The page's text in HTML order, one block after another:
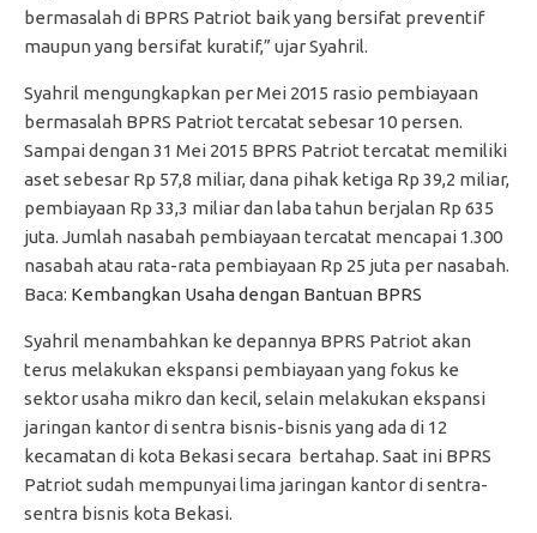
bermasalah di BPRS Patriot baik yang bersifat preventif
maupun yang bersifat kuratif,” ujar Syahril.
Syahril mengungkapkan per Mei 2015 rasio pembiayaan
bermasalah BPRS Patriot tercatat sebesar 10 persen.
Sampai dengan 31 Mei 2015 BPRS Patriot tercatat memiliki
aset sebesar Rp 57,8 miliar, dana pihak ketiga Rp 39,2 miliar,
pembiayaan Rp 33,3 miliar dan laba tahun berjalan Rp 635
juta. Jumlah nasabah pembiayaan tercatat mencapai 1.300
nasabah atau rata-rata pembiayaan Rp 25 juta per nasabah.
Baca: Kembangkan Usaha dengan Bantuan BPRS
Syahril menambahkan ke depannya BPRS Patriot akan
terus melakukan ekspansi pembiayaan yang fokus ke
sektor usaha mikro dan kecil, selain melakukan ekspansi
jaringan kantor di sentra bisnis-bisnis yang ada di 12
kecamatan di kota Bekasi secara bertahap. Saat ini BPRS
Patriot sudah mempunyai lima jaringan kantor di sentra-
sentra bisnis kota Bekasi.